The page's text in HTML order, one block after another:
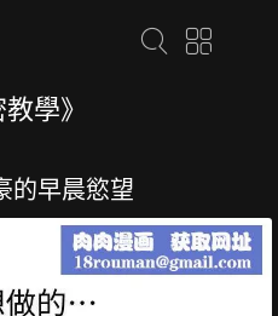
教學》
的早晨慾望